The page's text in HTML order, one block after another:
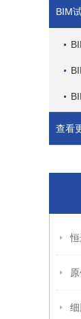
BIM
查看